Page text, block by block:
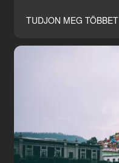
TUDJON MEG TÖBBET